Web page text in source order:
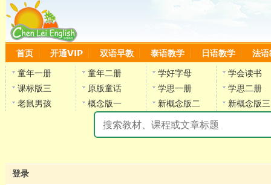
首页 开通VIP 双语早教 泰语教学 日语教学 法语
童年一册 童年二册 学好字母
学会读书
课标版三
原版童话 学思一册
学思二册
老鼠男孩
概念版一 新概念版二 新概念版三
登录